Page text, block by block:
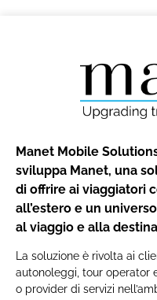
Manet Mobile
sviluppa Manet, una
di offrire ai viaggiatori
all’estero e un
al viaggio e alla
La soluzione è rivolta ai
autonoleggi, tour operator
o provider di servizi